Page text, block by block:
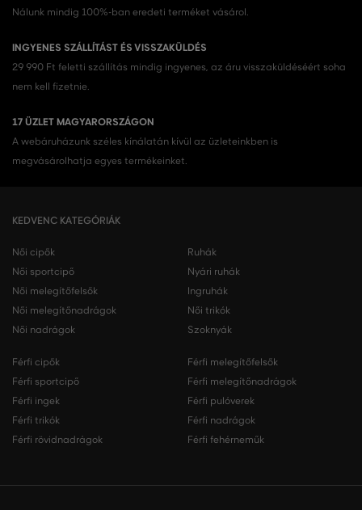
Nálunk mindig 100%-ban eredeti terméket vásárol.
INGYENES SZÁLLÍTÁST ÉS VISSZAKÜLDÉS
29 990 Ft feletti szállítás mindig ingyenes, az áru visszaküldéséért soha
nem kell fizetnie.
17 ÜZLET MAGYARORSZÁGON
A webáruházunk széles kínálatán kívül az üzleteinkben is
megvásárolhatja egyes termékeinket.
KEDVENC KATEGÓRIÁK
Női cipők
Női sportcipő
Női melegítőfelsők
Női melegítőnadrágok
Női nadrágok
Ruhák
Nyári ruhák
Ingruhák
Női trikók
Szoknyák
Férfi cipők
Férfi sportcipő
Férfi ingek
Férfi trikók
Férfi rövidnadrágok
Férfi melegítőfelsők
Férfi melegítőnadrágok
Férfi pulóverek
Férfi nadrágok
Férfi fehérneműk